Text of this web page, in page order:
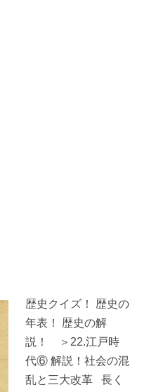
歴史クイズ！ 歴史の
年表！ 歴史の解
説！ ＞22.江戸時
代⑥ 解説！社会の混
乱と三大改革 長く